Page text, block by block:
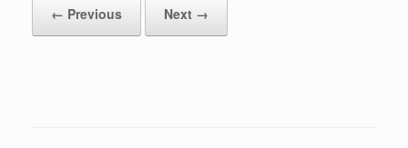
← Previous
Next →